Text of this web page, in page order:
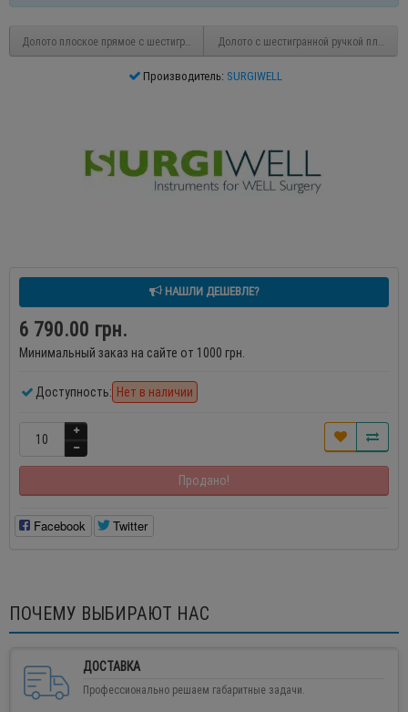
Долото плоское прямое с шестигранной ручкой 27-3480-30 (О-2)
Долото с шестигранной ручкой
Производитель: SURGIWELL
НАШЛИ ДЕШЕВЛЕ?
6 790.00 грн.
Минимальный заказ на сайте от 1000 грн.
Доступность: Нет в наличии
Продано!
Facebook Twitter
ПОЧЕМУ ВЫБИРАЮТ НАС
ДОСТАВКА
Профессионально решаем габаритные задачи.